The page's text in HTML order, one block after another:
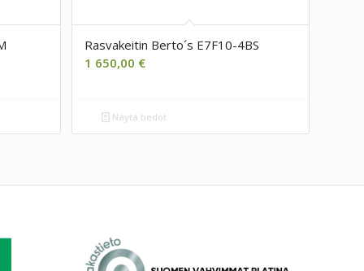
Rasvakeitin Berto´s E7F10-4BS
1 650,00 €
Näytä tiedot